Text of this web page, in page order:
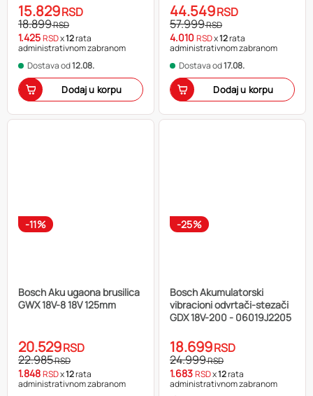
15.829RSD
18.899RSD
1.425RSDx12rata
administrativnom zabranom
Dostava od12.08.
Dodaj u korpu
44.549RSD
57.999RSD
4.010RSDx12rata
administrativnom zabranom
Dostava od17.08.
Dodaj u korpu
-11%
Bosch Aku ugaona brusilica
GWX 18V-8 18V 125mm
20.529RSD
22.985RSD
1.848RSDx12rata
administrativnom zabranom
-25%
Bosch Akumulatorski
vibracioni odvrtači-stezači
GDX 18V-200 - 06019J2205
18.699RSD
24.999RSD
1.683RSDx12rata
administrativnom zabranom